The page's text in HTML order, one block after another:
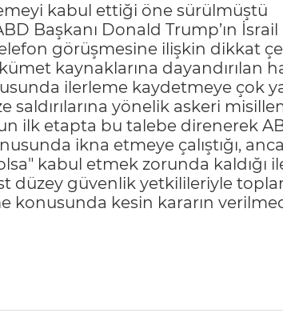
kabul ettiği öne sürülmüştü
Başkanı Donald Trump’ın İsrail
görüşmesine ilişkin dikkat
kaynaklarına dayandırılan
ilerleme kaydetmeye çok
saldırılarına yönelik askeri
ilk etapta bu talebe direnerek
ikna etmeye çalıştığı,
kabul etmek zorunda kaldığı
düzey güvenlik yetkilileriyle
konusunda kesin kararın